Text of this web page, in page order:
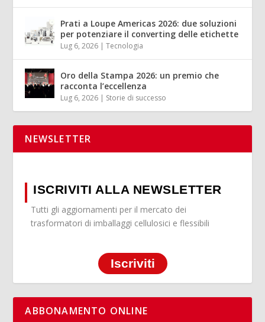
Prati a Loupe Americas 2026: due soluzioni
per potenziare il converting delle etichette
Lug 6, 2026 |Tecnologia
Oro della Stampa 2026: un premio che
racconta l’eccellenza
Lug 6, 2026 Storie di successo
NEWSLETTER
ISCRIVITI ALLA NEWSLETTER
Tutti gli aggiornamenti per il mercato dei
trasformatori di imballaggi cellulosici e flessibili
Iscriviti
ABBONAMENTO ONLINE